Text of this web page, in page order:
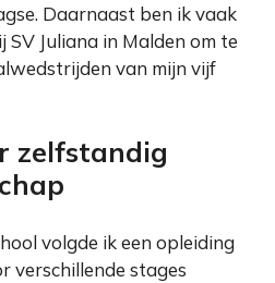
Daarnaast ben ik vaak
SV Juliana in Malden om te
van mijn vijf
zelfstandig
volgde ik een opleiding
verschillende stages